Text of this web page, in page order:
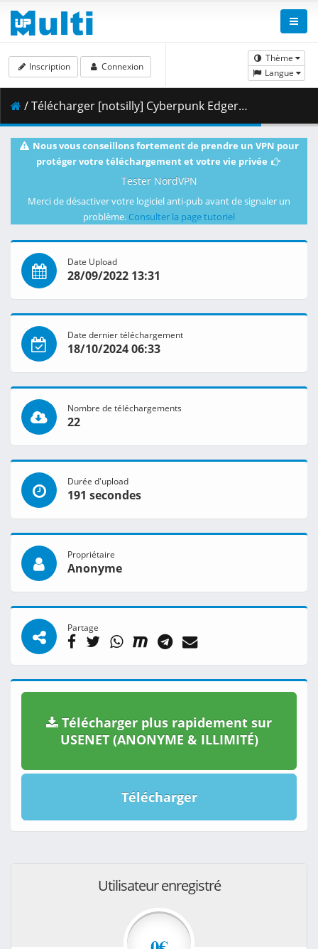
Thème
Langue
Inscription Connexion
/ Télécharger [notsilly] Cyberpunk Edgerunners - S01E10 (WEB-DL 1080p HEVC E-AC-3) .mkv.002 ( 420.35 MB )
Nous vous conseillons fortement de prendre un VPN pour
protéger votre téléchargement et votre vie privée
Tester NordVPN
Merci de désactiver votre logiciel anti-pub avant de signaler un
problème. Consulter la page tutoriel
Date Upload
28/09/2022 13:31
Date dernier téléchargement
18/10/2024 06:33
Nombre de téléchargements
22
Durée d'upload
191 secondes
Propriétaire
Anonyme
Partage
Télécharger plus rapidement sur
USENET (ANONYME & ILLIMITÉ)
Télécharger
Utilisateur enregistré